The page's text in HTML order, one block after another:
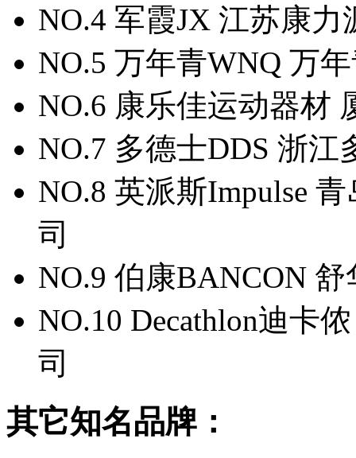
NO.4 军霞JX 江苏康
NO.5 万年青WNQ 万
NO.6 康乐佳运动器材
NO.7 多德士DDS 浙
NO.8 英派斯Impulse
司
NO.9 伯康BANCON
NO.10 Decathlon迪卡
司
其它知名品牌：